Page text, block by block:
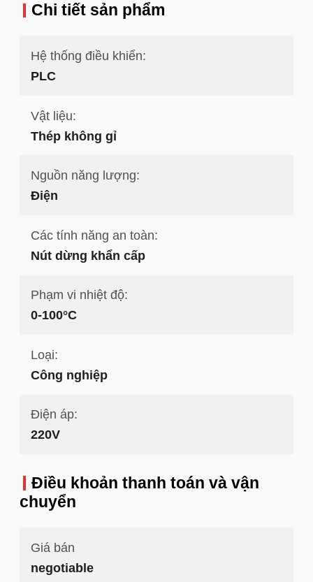
Chi tiết sản phẩm
Hệ thống điều khiển:
PLC
Vật liệu:
Thép không gỉ
Nguồn năng lượng:
Điện
Các tính năng an toàn:
Nút dừng khẩn cấp
Phạm vi nhiệt độ:
0-100°C
Loại:
Công nghiệp
Điện áp:
220V
Điều khoản thanh toán và vận
chuyển
Giá bán
negotiable